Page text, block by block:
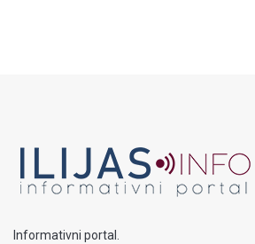
Informativni portal.